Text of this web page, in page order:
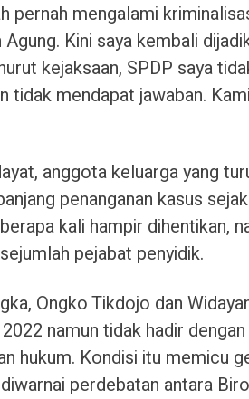
pernah mengalami
Agung. Kini saya kembali
kejaksaan, SPDP saya
tidak mendapat jawaban.
anggota keluarga yang
penanganan kasus
kali hampir dihentikan,
pejabat penyidik.
Ongko Tikdojo dan
namun tidak hadir
hukum. Kondisi itu memicu
perdebatan antara